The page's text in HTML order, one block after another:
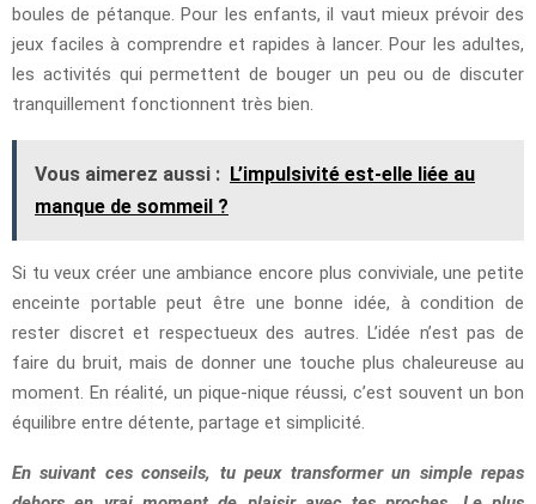
boules de pétanque. Pour les enfants, il vaut mieux prévoir des
jeux faciles à comprendre et rapides à lancer. Pour les adultes,
les activités qui permettent de bouger un peu ou de discuter
tranquillement fonctionnent très bien.
Vous aimerez aussi : L’impulsivité est-elle liée au
manque de sommeil ?
Si tu veux créer une ambiance encore plus conviviale, une petite
enceinte portable peut être une bonne idée, à condition de
rester discret et respectueux des autres. L’idée n’est pas de
faire du bruit, mais de donner une touche plus chaleureuse au
moment. En réalité, un pique-nique réussi, c’est souvent un bon
équilibre entre détente, partage et simplicité.
En suivant ces conseils, tu peux transformer un simple repas